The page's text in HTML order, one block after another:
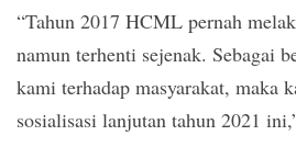
“Tahun 2017 HCML pernah
namun terhenti sejenak. Sebagai
kami terhadap masyarakat, maka
sosialisasi lanjutan tahun 2021